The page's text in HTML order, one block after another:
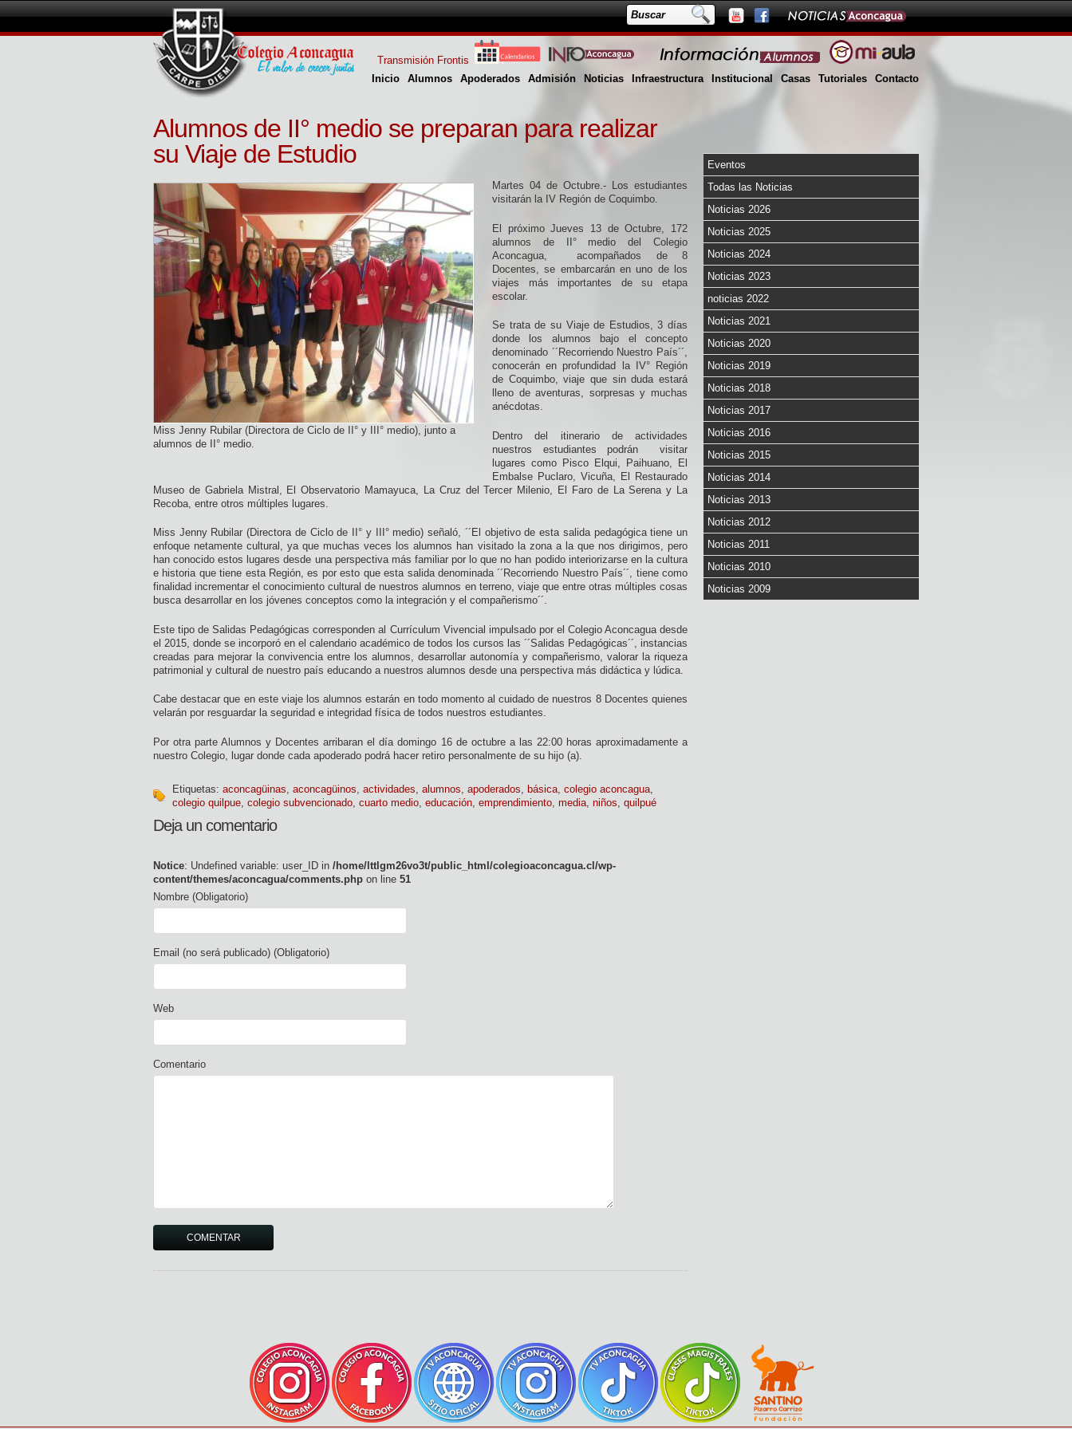
Inicio Alumnos Apoderados Admisión Noticias Infraestructura Institucional Casas Tutoriales Contacto
Transmisión Frontis
Alumnos de II° medio se preparan para realizar
su Viaje de Estudio
Miss Jenny Rubilar (Directora de Ciclo de II° y III° medio), junto a
alumnos de II° medio.
Martes 04 de Octubre.- Los estudiantes
visitarán la IV Región de Coquimbo.
El próximo Jueves 13 de Octubre, 172
alumnos de II° medio del Colegio
Aconcagua, acompañados de 8
Docentes, se embarcarán en uno de los
viajes más importantes de su etapa
escolar.
Se trata de su Viaje de Estudios, 3 días
donde los alumnos bajo el concepto
denominado ´´Recorriendo Nuestro País´´,
conocerán en profundidad la IV° Región
de Coquimbo, viaje que sin duda estará
lleno de aventuras, sorpresas y muchas
anécdotas.
Dentro del itinerario de actividades
nuestros estudiantes podrán visitar
lugares como Pisco Elqui, Paihuano, El
Embalse Puclaro, Vicuña, El Restaurado
Museo de Gabriela Mistral, El Observatorio Mamayuca, La Cruz del Tercer Milenio, El Faro de La Serena y La
Recoba, entre otros múltiples lugares.
Miss Jenny Rubilar (Directora de Ciclo de II° y III° medio) señaló, ´´El objetivo de esta salida pedagógica tiene un
enfoque netamente cultural, ya que muchas veces los alumnos han visitado la zona a la que nos dirigimos, pero
han conocido estos lugares desde una perspectiva más familiar por lo que no han podido interiorizarse en la cultura
e historia que tiene esta Región, es por esto que esta salida denominada ´´Recorriendo Nuestro País´´, tiene como
finalidad incrementar el conocimiento cultural de nuestros alumnos en terreno, viaje que entre otras múltiples cosas
busca desarrollar en los jóvenes conceptos como la integración y el compañerismo´´.
Este tipo de Salidas Pedagógicas corresponden al Currículum Vivencial impulsado por el Colegio Aconcagua desde
el 2015, donde se incorporó en el calendario académico de todos los cursos las ´´Salidas Pedagógicas´´, instancias
creadas para mejorar la convivencia entre los alumnos, desarrollar autonomía y compañerismo, valorar la riqueza
patrimonial y cultural de nuestro país educando a nuestros alumnos desde una perspectiva más didáctica y lúdica.
Cabe destacar que en este viaje los alumnos estarán en todo momento al cuidado de nuestros 8 Docentes quienes
velarán por resguardar la seguridad e integridad física de todos nuestros estudiantes.
Por otra parte Alumnos y Docentes arribaran el día domingo 16 de octubre a las 22:00 horas aproximadamente a
nuestro Colegio, lugar donde cada apoderado podrá hacer retiro personalmente de su hijo (a).
Etiquetas: aconcagüinas aconcagüinos actividades alumnos apoderados básica colegio aconcagua
colegio quilpue colegio subvencionado cuarto medio educación emprendimiento media niños quilpué
Deja un comentario
Notice: Undefined variable: user_ID in /home/lttlgm26vo3t/public_html/colegioaconcagua.cl/wp-
content/themes/aconcagua/comments.php on line 51
Nombre (Obligatorio)
Email (no será publicado) (Obligatorio)
Web
Comentario
Eventos
Todas las Noticias
Noticias 2026
Noticias 2025
Noticias 2024
Noticias 2023
noticias 2022
Noticias 2021
Noticias 2020
Noticias 2019
Noticias 2018
Noticias 2017
Noticias 2016
Noticias 2015
Noticias 2014
Noticias 2013
Noticias 2012
Noticias 2011
Noticias 2010
Noticias 2009